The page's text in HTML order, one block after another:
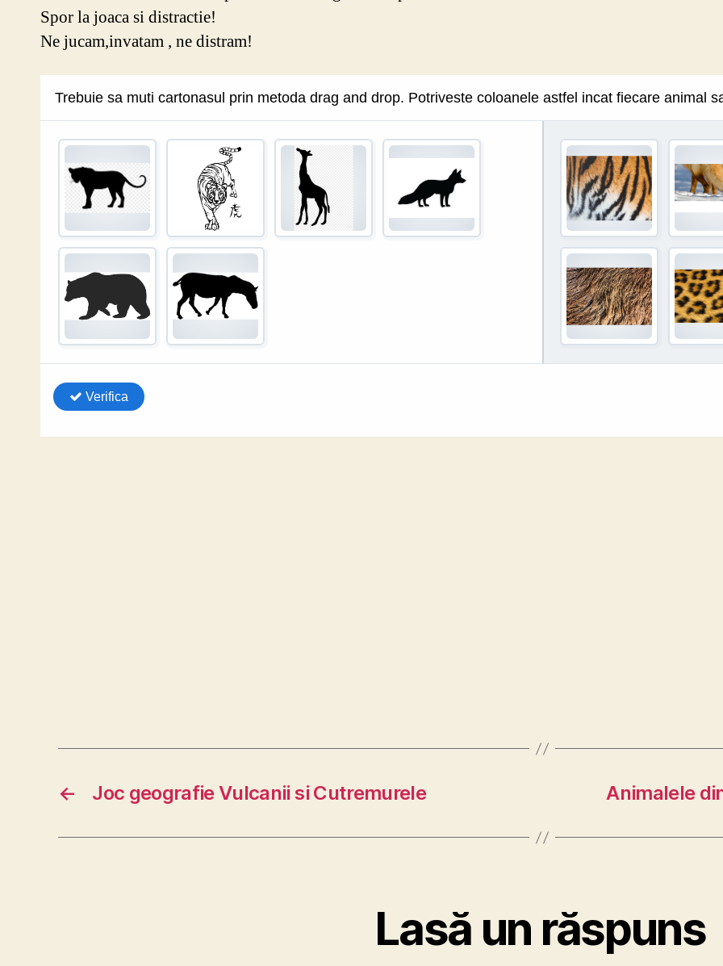
Spor la joaca si distractie!
Ne jucam,invatam , ne distram!
← Joc geografie Vulcanii si Cutremurele Animalele
Lasă un răspuns